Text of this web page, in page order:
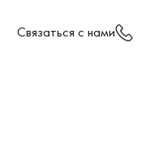
Cвязаться с нами